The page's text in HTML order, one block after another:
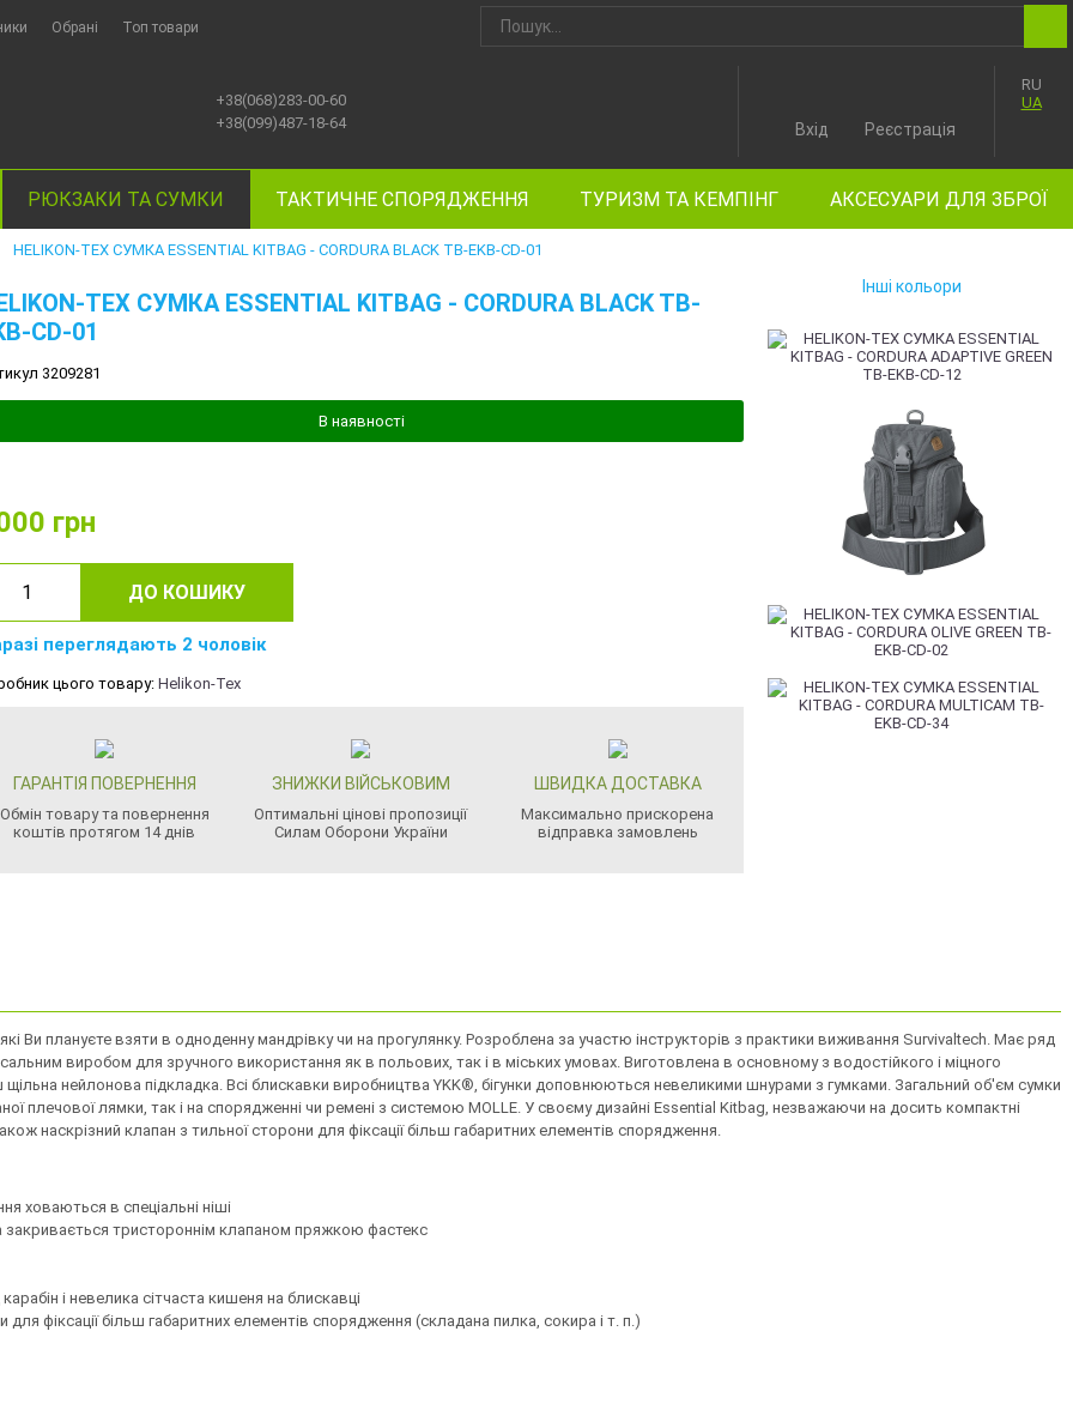
Обрані Топ товари
+38(068)283-00-60
+38(099)487-18-64
RU
UA
Вхід Реєстрація
РЮКЗАКИ ТА СУМКИ ТАКТИЧНЕ СПОРЯДЖЕННЯ ТУРИЗМ ТА КЕМПІНГ АКСЕСУАРИ ДЛЯ ЗБРОЇ
HELIKON-TEX СУМКА ESSENTIAL KITBAG - CORDURA BLACK TB-EKB-CD-01
TEX СУМКА ESSENTIAL KITBAG - CORDURA BLACK TB-
CD-01
3209281
В наявності
грн
ДО КОШИКУ
переглядають 2 чоловік
цього товару: Helikon-Tex
ГАРАНТІЯ ПОВЕРНЕННЯ
Обмін товару та повернення
коштів протягом 14 днів
ЗНИЖКИ ВІЙСЬКОВИМ
Оптимальні цінові пропозиції
Силам Оборони України
ШВИДКА ДОСТАВКА
Максимально прискорена
відправка замовлень
Інші кольори
Ви плануєте взяти в одноденну мандрівку чи на прогулянку. Розроблена за участю інструкторів з практики виживання Survivaltech. Має ряд
виробом для зручного використання як в польових, так і в міських умовах. Виготовлена ​​в основному з водостійкого і міцного
нейлонова підкладка. Всі блискавки виробництва YKK®, бігунки доповнюються невеликими шнурами з гумками. Загальний об'єм сумки
плечової лямки, так і на спорядженні чи ремені з системою MOLLE. У своєму дизайні Essential Kitbag, незважаючи на досить компактні
наскрізний клапан з тильної сторони для фіксації більш габаритних елементів спорядження.
ховаються в спеціальні ніші
тристороннім клапаном пряжкою фастекс
і невелика сітчаста кишеня на блискавці
фіксації більш габаритних елементів спорядження (складана пилка, сокира і т. п.)